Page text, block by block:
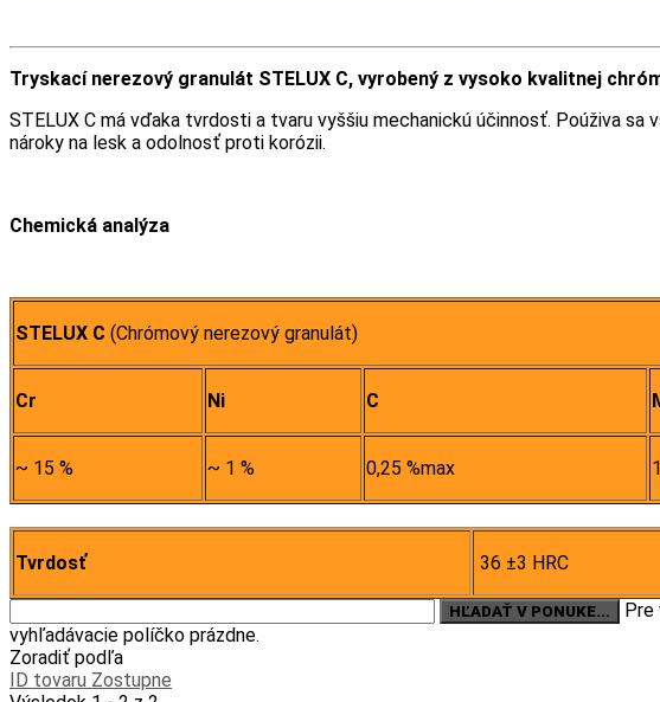
Tryskací nerezový granulát STELUX C, vyrobený z vysoko kvalitnej
STELUX C má vďaka tvrdosti a tvaru vyššiu mechanickú účinnosť. Poúživa sa
nároky na lesk a odolnosť proti korózii.
Chemická analýza
STELUX C (Chrómový nerezový granulát)
Cr Ni C
~ 15 % ~ 1 % 0,25 %max
Tvrdosť 36 ±3 HRC
Pre
vyhľadávacie políčko prázdne.
Zoradiť podľa
ID tovaru Zostupne